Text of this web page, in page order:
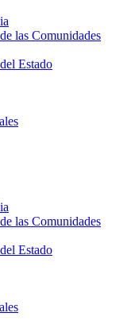
las Comunidades
Estado
las Comunidades
Estado